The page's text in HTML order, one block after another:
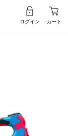
ログイン カート